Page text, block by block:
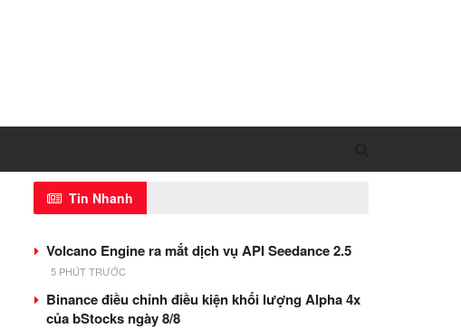
Tin Nhanh
Volcano Engine ra mắt dịch vụ API Seedance 2.5
5 PHÚT TRƯỚC
Binance điều chỉnh điều kiện khối lượng Alpha 4x
của bStocks ngày 8/8